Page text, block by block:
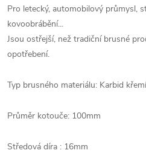
Pro letecký, automobilový průmysl,
kovoobrábění...
Jsou ostřejší, než tradiční brusné
opotřebení.
Typ brusného materiálu: Karbid
Průměr kotouče: 100mm
Středová díra : 16mm